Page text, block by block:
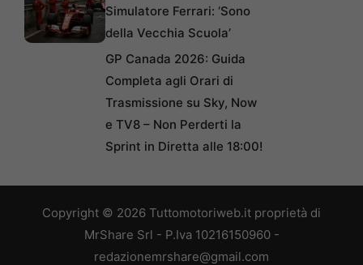
Simulatore Ferrari: ‘Sono
della Vecchia Scuola’
GP Canada 2026: Guida
Completa agli Orari di
Trasmissione su Sky, Now
e TV8 – Non Perderti la
Sprint in Diretta alle 18:00!
Copyright © 2026 Tuttomotoriweb.it proprietà di
MrShare Srl - P.Iva 10216150960 -
redazionemrshare@gmail.com